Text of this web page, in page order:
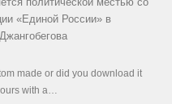
«Единой России» в
made or did you download it
with a…